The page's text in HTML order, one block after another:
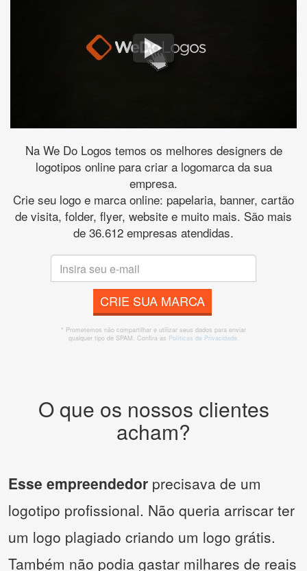
Na We Do Logos temos os melhores designers de
logotipos online para criar a logomarca da sua
empresa.
Crie seu logo e marca online: papelaria, banner, cartão
de visita, folder, flyer, website e muito mais. São mais
de 36.612 empresas atendidas.
CRIE SUA MARCA
* Prometemos não compartilhar e utilizar seus dados para enviar
qualquer tipo de SPAM. Confira as Políticas de Privacidade.
O que os nossos clientes
acham?
Esse empreendedor precisava de um
logotipo profissional. Não queria arriscar ter
um logo plagiado criando um logo grátis.
Também não podia gastar milhares de reais